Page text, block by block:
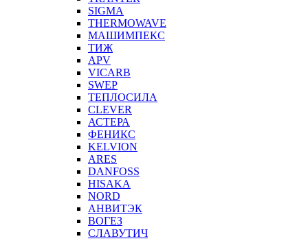
SIGMA
THERMOWAVE
МАШИМПЕКС
ТИЖ
APV
VICARB
SWEP
ТЕПЛОСИЛА
CLEVER
АСТЕРА
ФЕНИКС
KELVION
ARES
DANFOSS
HISAKA
NORD
АНВИТЭК
ВОГЕЗ
СЛАВУТИЧ